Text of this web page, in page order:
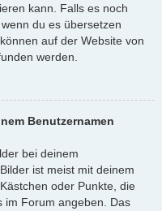
kann. Falls es noch
du es übersetzen
auf der Website von
werden.
Benutzernamen
bei deinem
ist meist mit deinem
oder Punkte, die
im Forum angeben. Das